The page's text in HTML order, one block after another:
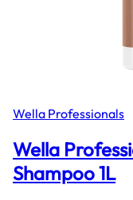
Wella Professionals
Wella
Shampoo 1L